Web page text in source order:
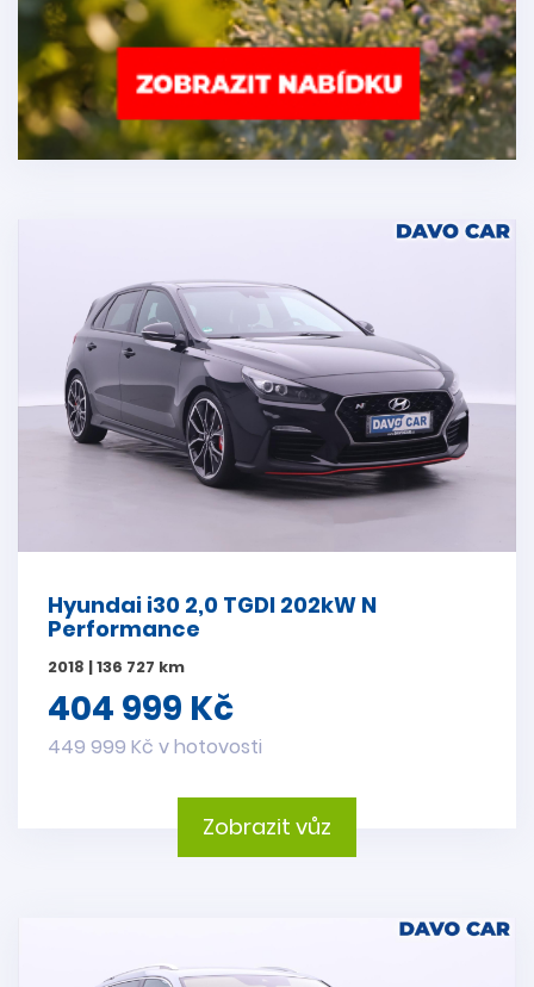
Hyundai i30 2,0 TGDI 202kW N
Performance
2018 | 136 727 km
404 999 Kč
449 999 Kč v hotovosti
Zobrazit vůz